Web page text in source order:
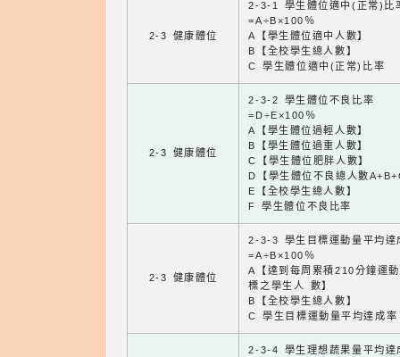
2-3 健康體位
2-3-1 學生體位適中(正常)比
=A÷B×100％
A【學生體位適中人數】
B【全校學生總人數】
C 學生體位適中(正常)比率
2-3 健康體位
2-3-2 學生體位不良比率
=D÷E×100％
A【學生體位過輕人數】
B【學生體位過重人數】
C【學生體位肥胖人數】
D【學生體位不良總人數
E【全校學生總人數】
F 學生體位不良比率
2-3 健康體位
2-3-3 學生目標運動量平均達
=A÷B×100％
A【達到每周累積210分鐘運
標之學生人 數】
B【全校學生總人數】
C 學生目標運動量平均達成率
2-3-4 學生理想蔬果量平均達